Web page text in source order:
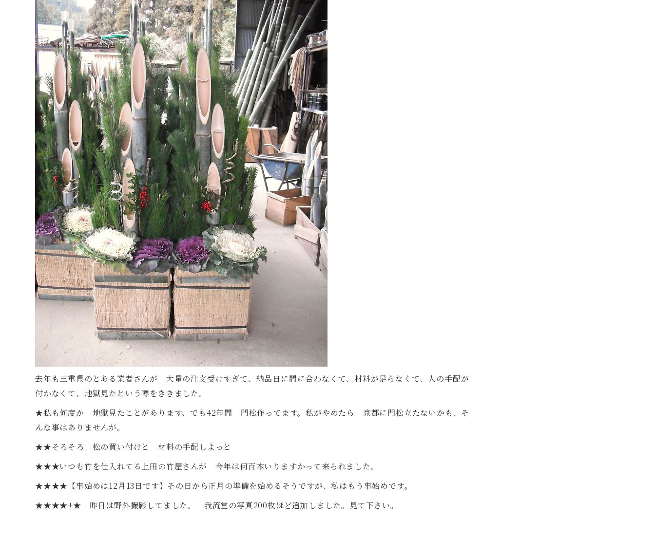
去年も三重県のとある業者さんが 大量の注文受けすぎて、納品日に間に合わなくて、材料が足らなくて、人の手配が
付かなくて、地獄見たという噂をききました。
★私も何度か 地獄見たことがあります、でも42年間 門松作ってます。私がやめたら 京都に門松立たないかも、そ
んな事はありませんが。
★★そろそろ 松の買い付けと 材料の手配しよっと
★★★いつも竹を仕入れてる上田の竹屋さんが 今年は何百本いりますかって来られました。
★★★★【事始めは12月13日です】その日から正月の準備を始めるそうですが、私はもう事始めです。
★★★★+★ 昨日は野外撮影してました。 我流堂の写真200枚ほど追加しました。見て下さい。